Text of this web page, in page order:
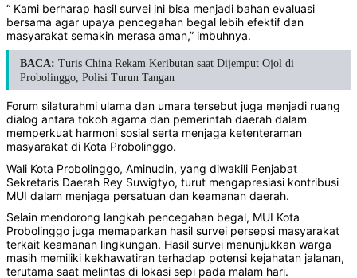
“ Kami berharap hasil survei ini bisa menjadi bahan evaluasi
bersama agar upaya pencegahan begal lebih efektif dan
masyarakat semakin merasa aman,” imbuhnya.
BACA: Turis China Rekam Keributan saat Dijemput Ojol di
Probolinggo, Polisi Turun Tangan
Forum silaturahmi ulama dan umara tersebut juga menjadi ruang
dialog antara tokoh agama dan pemerintah daerah dalam
memperkuat harmoni sosial serta menjaga ketenteraman
masyarakat di Kota Probolinggo.
Wali Kota Probolinggo, Aminudin, yang diwakili Penjabat
Sekretaris Daerah Rey Suwigtyo, turut mengapresiasi kontribusi
MUI dalam menjaga persatuan dan keamanan daerah.
Selain mendorong langkah pencegahan begal, MUI Kota
Probolinggo juga memaparkan hasil survei persepsi masyarakat
terkait keamanan lingkungan. Hasil survei menunjukkan warga
masih memiliki kekhawatiran terhadap potensi kejahatan jalanan,
terutama saat melintas di lokasi sepi pada malam hari.